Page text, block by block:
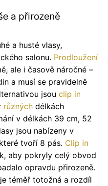
a přirozeně
a husté vlasy,
salonu. Prodloužení
ale i časově náročné –
a musí se pravidelně
jsou clip in
různých délkách
v délkách 39 cm, 52
jsou nabízeny v
tvoří 8 pás. Clip in
aby pokryly celý obvod
opravdu přirozeně.
téměř totožná a rozdíl